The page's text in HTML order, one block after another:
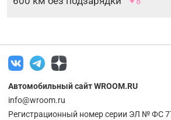
Автомобильный сайт WROOM.RU
info@wroom.ru
Регистрационный номер серии ЭЛ № ФС